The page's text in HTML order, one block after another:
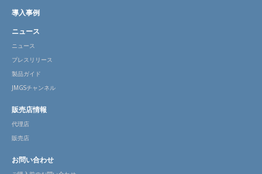
導入事例
ニュース
ニュース
プレスリリース
製品ガイド
JMGSチャンネル
販売店情報
代理店
販売店
お問い合わせ